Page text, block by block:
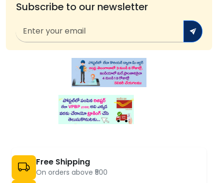
Subscribe to our newsletter
Free Shipping
On orders above ₹500